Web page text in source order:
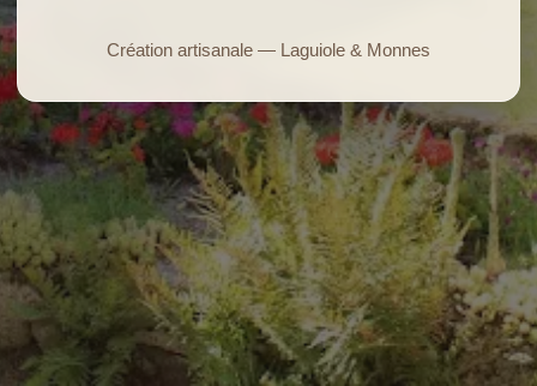
Création artisanale — Laguiole & Monnes